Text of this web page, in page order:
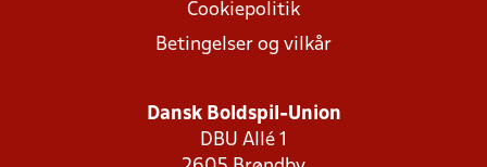
Cookiepolitik
Betingelser og vilkår
Dansk Boldspil-Union
DBU Allé 1